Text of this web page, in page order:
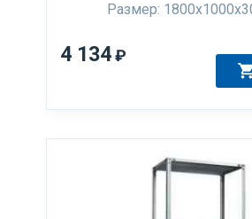
Размер:
4 134₽